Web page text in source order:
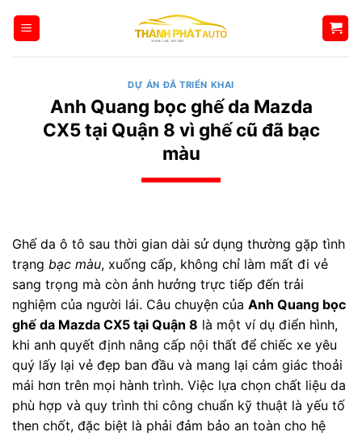
qua
DỰ ÁN ĐÃ TRIỂN KHAI
Anh Quang bọc ghế da Mazda
CX5 tại Quận 8 vì ghế cũ đã bạc
màu
Ghế da ô tô sau thời gian dài sử dụng thường gặp tình
trạng bạc màu, xuống cấp, không chỉ làm mất đi vẻ
sang trọng mà còn ảnh hưởng trực tiếp đến trải
nghiệm của người lái. Câu chuyện của Anh Quang bọc
ghế da Mazda CX5 tại Quận 8 là một ví dụ điển hình,
khi anh quyết định nâng cấp nội thất để chiếc xe yêu
quý lấy lại vẻ đẹp ban đầu và mang lại cảm giác thoải
mái hơn trên mọi hành trình. Việc lựa chọn chất liệu da
phù hợp và quy trình thi công chuẩn kỹ thuật là yếu tố
then chốt, đặc biệt là phải đảm bảo an toàn cho hệ